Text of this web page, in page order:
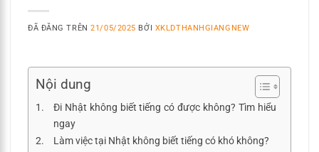
ĐÃ ĐĂNG TRÊN21/05/2025 BỞI XKLDTHANHGIANGNEW
Nội dung
Đi Nhật không biết tiếng có được không? Tìm hiểu
ngay
Làm việc tại Nhật không biết tiếng có khó không?